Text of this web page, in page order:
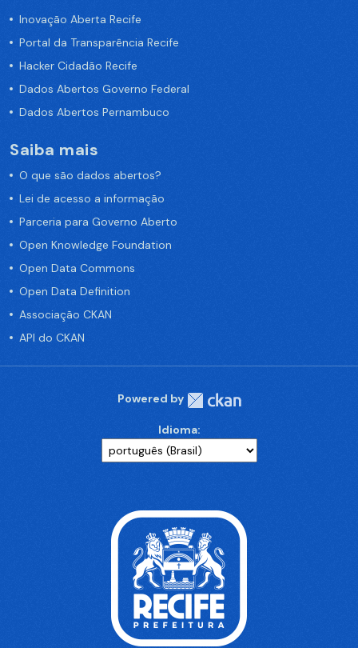
Inovação Aberta Recife
Portal da Transparência Recife
Hacker Cidadão Recife
Dados Abertos Governo Federal
Dados Abertos Pernambuco
Saiba mais
O que são dados abertos?
Lei de acesso a informação
Parceria para Governo Aberto
Open Knowledge Foundation
Open Data Commons
Open Data Definition
Associação CKAN
API do CKAN
Powered by
Idioma